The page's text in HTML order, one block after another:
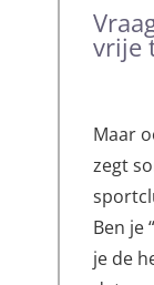
vrije
Maar
zegt
Ben je
je de